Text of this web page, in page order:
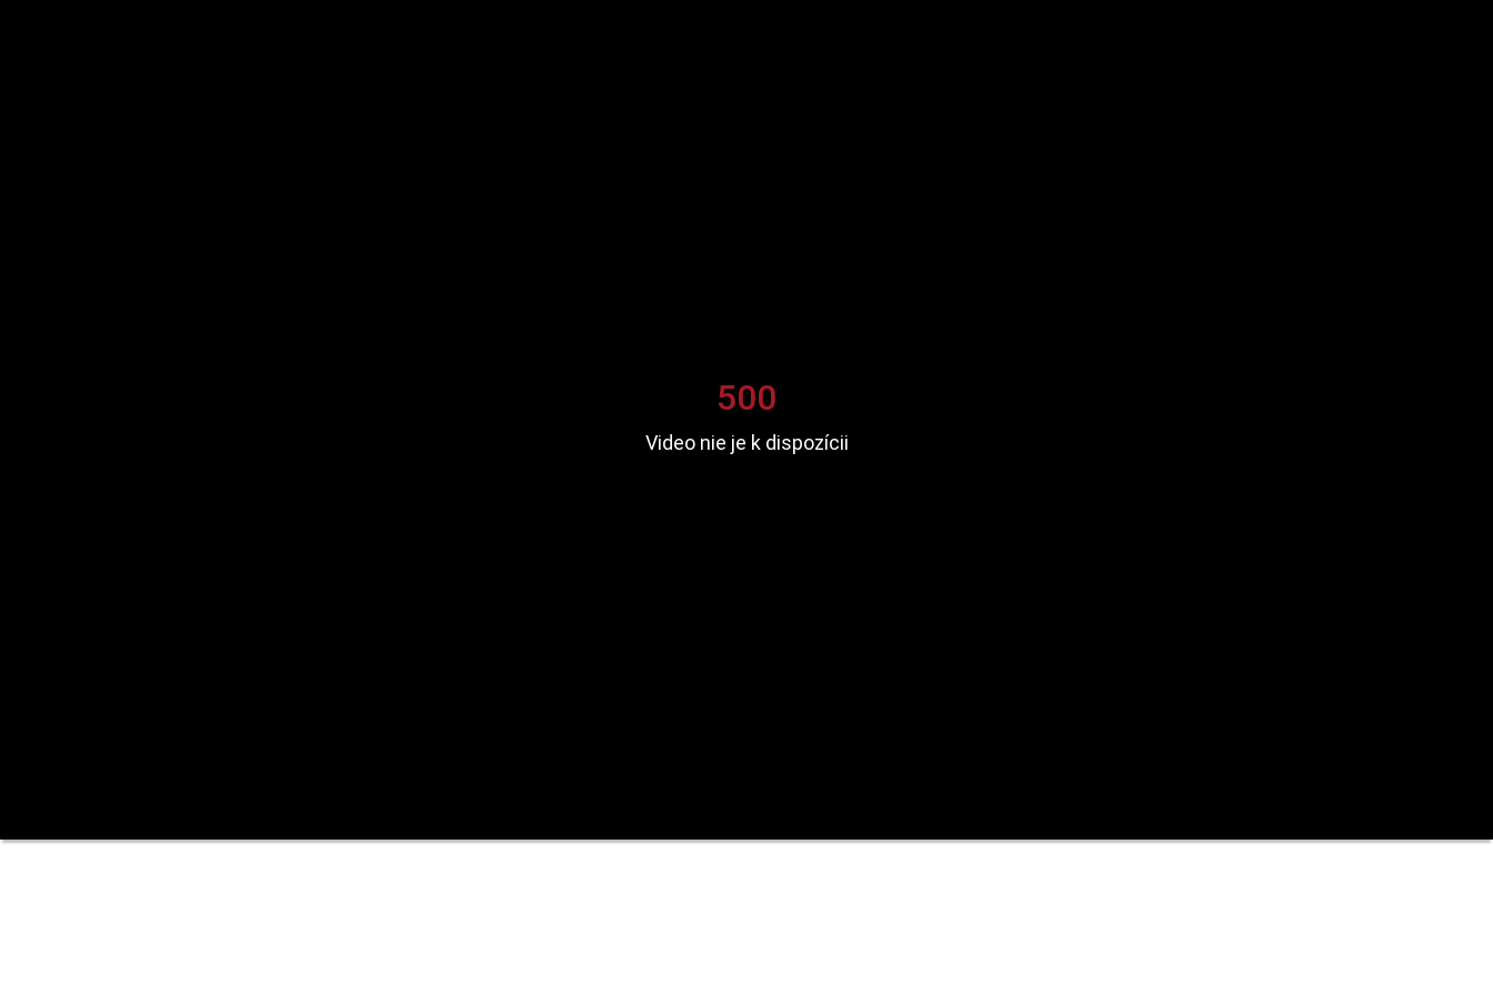
500
Video nie je k dispozícii